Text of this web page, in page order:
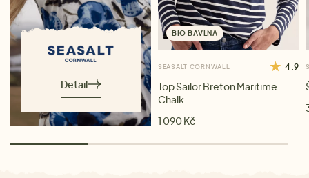
Detail
BIO BAVLNA
SEASALT CORNWALL 4.9
Top Sailor Breton Maritime
Chalk
1 090 Kč